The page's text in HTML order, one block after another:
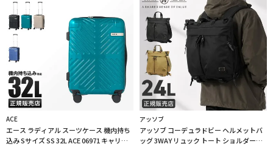
ACE
エース ラディアル スーツケース 機内持ち
込み Sサイズ SS 32L ACE 06971 キャリー
アッソブ
アッソブ コーデュラドビー ヘルメットバ
ッグ 3WAY リュック トート ショルダー